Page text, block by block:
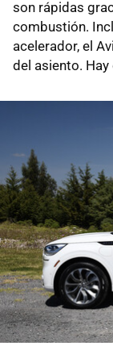
son rápidas
combustión.
acelerador, el
del asiento.